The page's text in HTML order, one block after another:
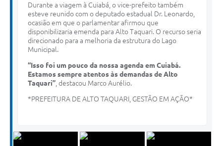
Durante a viagem à Cuiabá, o vice-prefeito também
esteve reunido com o deputado estadual Dr. Leonardo,
ocasião em que o parlamentar afirmou que
disponibilizaria emenda para Alto Taquari. O recurso seria
direcionado para a melhoria da estrutura do Lago
Municipal.
“Isso foi um pouco da nossa agenda em Cuiabá.
Estamos sempre atentos às demandas de Alto
Taquari” , destacou Marco Aurélio.
*PREFEITURA DE ALTO TAQUARI, GESTÃO EM AÇÃO*